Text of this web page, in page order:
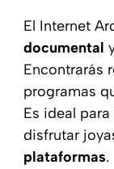
El Internet
documental
Encontrarás
programas
Es ideal
disfrutar
plataformas.